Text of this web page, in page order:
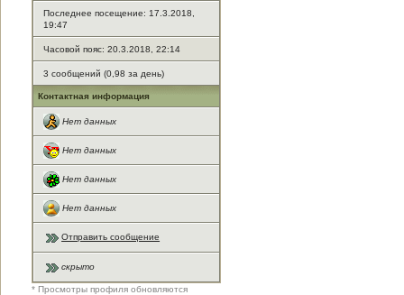
Последнее посещение: 17.3.2018,
19:47
Часовой пояс: 20.3.2018, 22:14
3 сообщений (0,98 за день)
Контактная информация
Нет данных
Нет данных
Нет данных
Нет данных
Отправить сообщение
скрыто
* Просмотры профиля обновляются